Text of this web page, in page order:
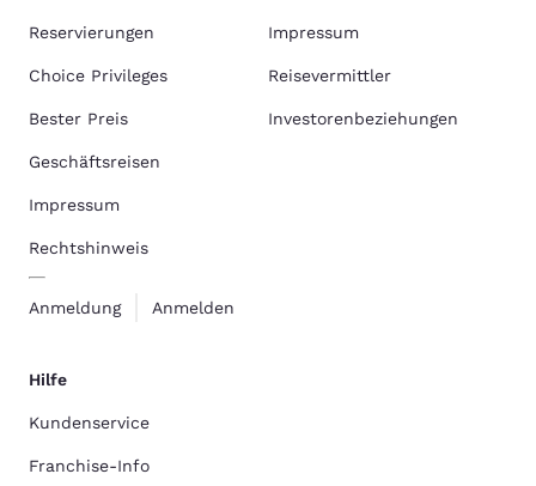
Reservierungen
Choice Privileges
Bester Preis
Geschäftsreisen
Impressum
Rechtshinweis
Anmeldung Anmelden
Impressum
Reisevermittler
Investorenbeziehungen
Hilfe
Kundenservice
Franchise-Info